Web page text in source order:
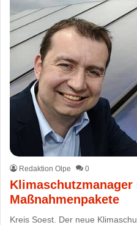
Redaktion Olpe 0
Maßnahmenpakete
Kreis Soest. Der neue